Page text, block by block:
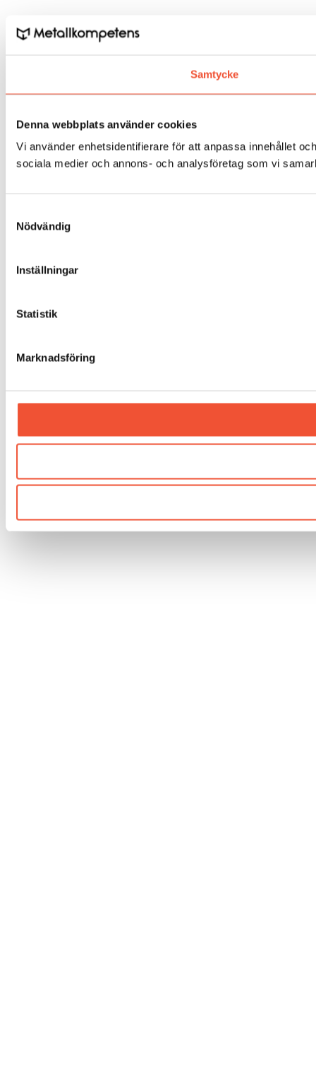
Samtycke
Denna webbplats använder cookies
Vi använder enhetsidentifierare för att anpassa innehållet
sociala medier och annons- och analysföretag som vi
Nödvändig
Inställningar
Statistik
Marknadsföring